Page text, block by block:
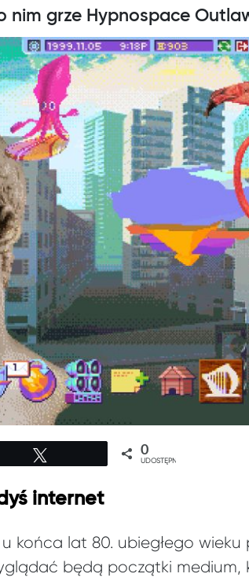
nim grze Hypnospace
0
UDOSTĘPNIEŃ
internet
końca lat 80. ubiegłego wieku
będą początki